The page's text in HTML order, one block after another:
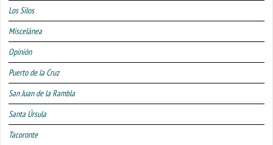
Los Silos
Miscelánea
Opinión
Puerto de la Cruz
San Juan de la Rambla
Santa Úrsula
Tacoronte